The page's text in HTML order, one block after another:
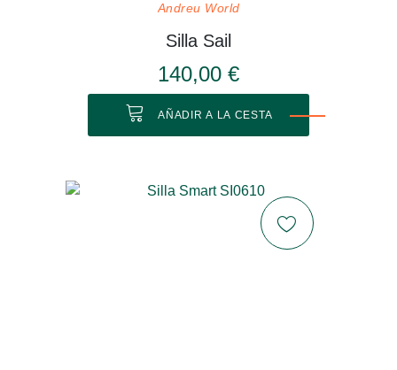
Andreu World
Silla Sail
140,00 €
AÑADIR A LA CESTA